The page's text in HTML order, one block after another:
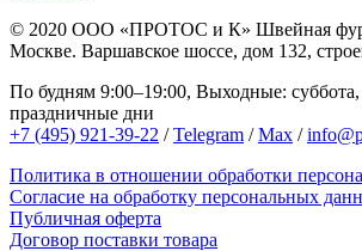
© 2020 ООО «ПРОТОС и К» Швейная
Москве. Варшавское шоссе, дом 132,
По будням 9:00–19:00, Выходные: суббота,
праздничные дни
+7 (495) 921-39-22 /Telegram /Max /
Политика в отношении обработки
Согласие на обработку персональных
Публичная оферта
Договор поставки товара